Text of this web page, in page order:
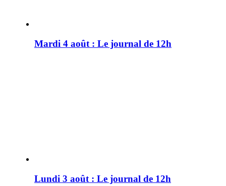
Mardi 4 août : Le journal de 12h
Lundi 3 août : Le journal de 12h